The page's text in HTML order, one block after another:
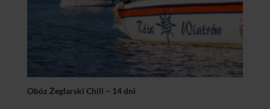
Obóz Żeglarski Chill – 14 dni